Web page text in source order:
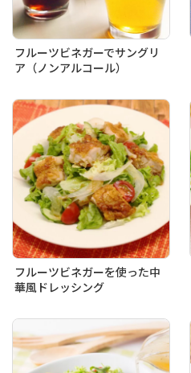
フルーツビネガーでサングリ
ア（ノンアルコール）
フルーツビネガーを使った中
華風ドレッシング